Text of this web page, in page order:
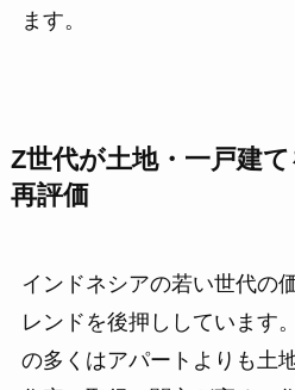
ます。
Z世代が土地・一戸建
再評価
インドネシアの若い世代の
レンドを後押ししています
の多くはアパートよりも土